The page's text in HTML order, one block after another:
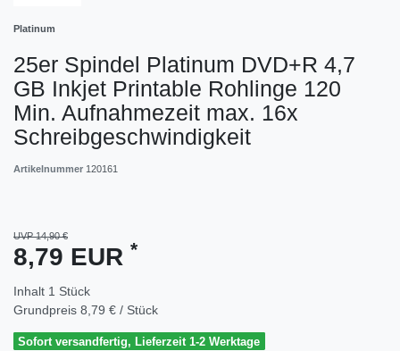
Platinum
25er Spindel Platinum DVD+R 4,7
GB Inkjet Printable Rohlinge 120
Min. Aufnahmezeit max. 16x
Schreibgeschwindigkeit
Artikelnummer 120161
UVP 14,90 €
8,79 EUR *
Inhalt 1 Stück
Grundpreis 8,79 € / Stück
Sofort versandfertig, Lieferzeit 1-2 Werktage